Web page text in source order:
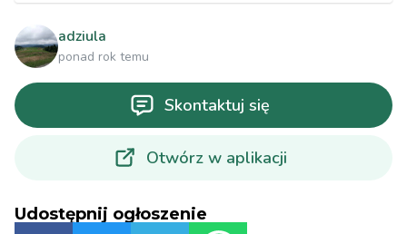
adziula
ponad rok temu
Skontaktuj się
Otwórz w aplikacji
Udostępnij ogłoszenie